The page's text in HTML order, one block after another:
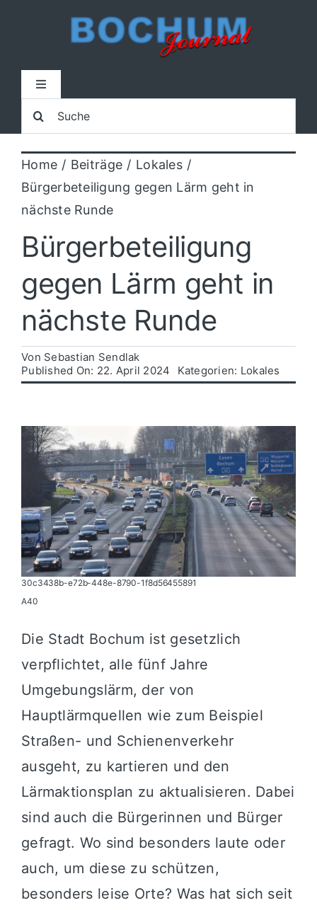
Toggle
Home
Lokal
Blaulicht
Sport
Kultur
Politik
Suche
nach:
Home Beiträge
Lokales
Bürgerbeteiligung gegen Lärm geht in
nächste Runde
Bürgerbeteiligung
gegen Lärm geht in
nächste Runde
Von Sebastian Sendlak
Published On: 22. April 2024
Kategorien: Lokales
30c3438b-e72b-448e-8790-1f8d56455891
A40
Die Stadt Bochum ist gesetzlich
verpflichtet, alle fünf Jahre
Umgebungslärm, der von
Hauptlärmquellen wie zum Beispiel
Straßen- und Schienenverkehr
ausgeht, zu kartieren und den
Lärmaktionsplan zu aktualisieren. Dabei
sind auch die Bürgerinnen und Bürger
gefragt. Wo sind besonders laute oder
auch, um diese zu schützen,
besonders leise Orte? Was hat sich seit